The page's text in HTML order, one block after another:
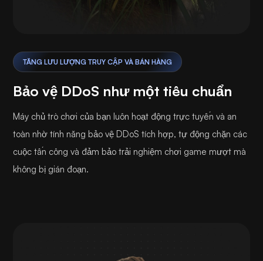
TĂNG LƯU LƯỢNG TRUY CẬP VÀ BÁN HÀNG
Bảo vệ DDoS như một tiêu chuẩn
Máy chủ trò chơi của bạn luôn hoạt động trực tuyến và an
toàn nhờ tính năng bảo vệ DDoS tích hợp, tự động chặn các
cuộc tấn công và đảm bảo trải nghiệm chơi game mượt mà
không bị gián đoạn.